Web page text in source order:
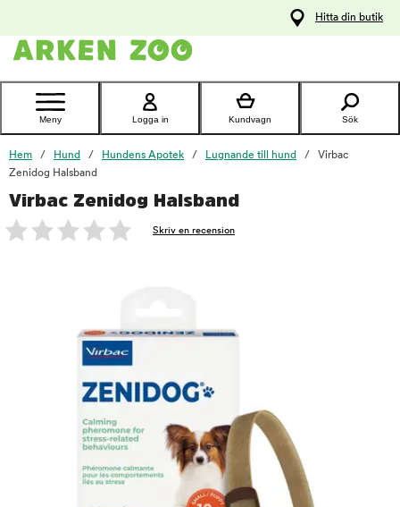
Kontakta
Hitta din butik
Meny Logga in Kundvagn Sök
Hem Hund Hundens Apotek Lugnande till hund
Virbac
Zenidog Halsband
Virbac Zenidog Halsband
Skriv en recension
foo